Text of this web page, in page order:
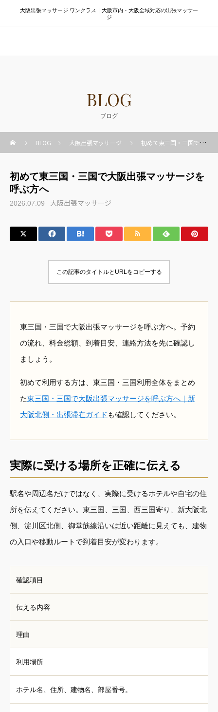
大阪出張マッサージ ワンクラス｜大阪市内・大阪全域対応の出張マッサー
ジ
BLOG
ブログ
BLOG 大阪出張マッサージ 初めて東三国・三国で大阪出張マッサージを呼ぶ方へ
初めて東三国・三国で大阪出張マッサージを
呼ぶ方へ
2026.07.09 大阪出張マッサージ
この記事のタイトルとURLをコピーする
東三国・三国で大阪出張マッサージを呼ぶ方へ。予約
の流れ、料金総額、到着目安、連絡方法を先に確認し
ましょう。
初めて利用する方は、東三国・三国利用全体をまとめ
た東三国・三国で大阪出張マッサージを呼ぶ方へ｜新
大阪北側・出張滞在ガイド も確認してください。
実際に受ける場所を正確に伝える
駅名や周辺名だけではなく、実際に受けるホテルや自宅の住
所を伝えてください。東三国、三国、西三国寄り、新大阪北
側、淀川区北側、御堂筋線沿いは近い距離に見えても、建物
の入口や移動ルートで到着目安が変わります。
確認項目
伝える内容
理由
利用場所
ホテル名、住所、建物名、部屋番号。